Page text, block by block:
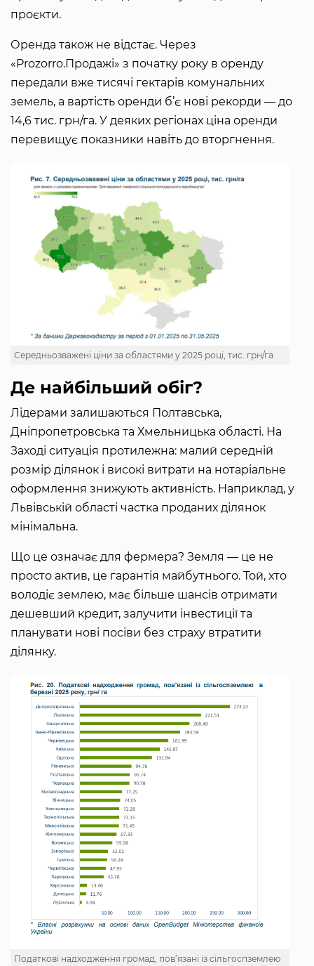
проєкти.
Оренда також не відстає. Через
«Prozorro.Продажі» з початку року в оренду
передали вже тисячі гектарів комунальних
земель, а вартість оренди б’є нові рекорди — до
14,6 тис. грн/га. У деяких регіонах ціна оренди
перевищує показники навіть до вторгнення.
Середньозважені ціни за областями у 2025 році, тис. грн/га
Де найбільший обіг?
Лідерами залишаються Полтавська,
Дніпропетровська та Хмельницька області. На
Заході ситуація протилежна: малий середній
розмір ділянок і високі витрати на нотаріальне
оформлення знижують активність. Наприклад, у
Львівській області частка проданих ділянок
мінімальна.
Що це означає для фермера? Земля — це не
просто актив, це гарантія майбутнього. Той, хто
володіє землею, має більше шансів отримати
дешевший кредит, залучити інвестиції та
планувати нові посіви без страху втратити
ділянку.
Податкові надходження громад, пов’язані із сільгоспземлею